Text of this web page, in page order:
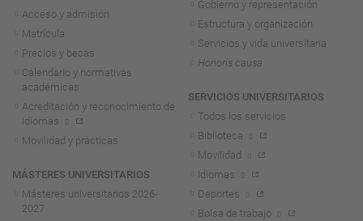
Acceso y admisión
Matrícula
Precios y becas
Calendario y normativas
académicas
Acreditación y reconocimiento de
idiomas
Movilidad y prácticas
MÁSTERES UNIVERSITARIOS
Másteres universitarios 2026-
2027
Gobierno y representación
Estructura y organización
Servicios y vida universitaria
Honoris causa
SERVICIOS UNIVERSITARIOS
Todos los servicios
Biblioteca
Movilidad
Idiomas
Deportes
Bolsa de trabajo